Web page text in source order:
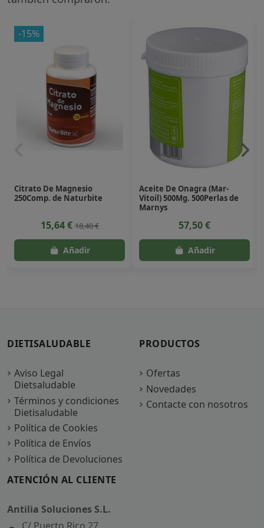
-15%
Citrato De Magnesio
250Comp. de Naturbite
15,64 €18,40 €
Aceite De Onagra (Mar-
Vitoil) 500Mg. 500Perlas de
Marnys
57,50 €
DIETISALUDABLE
Aviso Legal
Dietsaludable
Términos y condiciones
Dietisaludable
Política de Cookies
Política de Envíos
Política de Devoluciones
PRODUCTOS
Ofertas
Novedades
Contacte con nosotros
ATENCIÓN AL CLIENTE
Antilia Soluciones S.L.